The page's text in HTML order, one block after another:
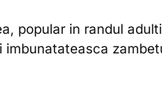
popular in randul